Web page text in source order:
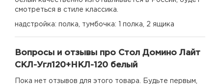
смотреться в стиле классика.
надстройка: полка, тумбочка: 1 полка, 2 ящика
Вопросы и отзывы про Стол Домино Лайт
СКЛ-Угл120+НКЛ-120 белый
Пока нет отзывов для этого товара. Будьте первым,